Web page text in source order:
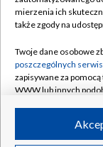
Naziemna
Rada
System NOS
Informacje o
Program dla
mierzenia ich
także zgody na
Twoje dane osobowe
poszczególnych
zapisywane za
WWW lub innych
ruchu w Internecie.